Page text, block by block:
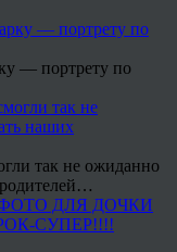
— портрету по
так не ожиданно